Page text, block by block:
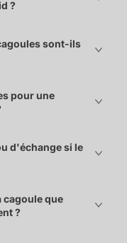
?
sont-ils
pour une
d'échange si le
cagoule que
?